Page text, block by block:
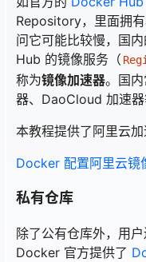
Repository，里面拥
问它可能比较慢，国
Hub 的镜像服务（
称为镜像加速器。国
器、DaoCloud 加速器
本教程提供了阿里云加
Docker 配置阿里云镜
私有仓库
除了公有仓库外，用
Docker 官方提供了